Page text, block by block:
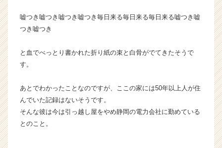
嘘つき嘘つき嘘つき嘘つき毎日来る毎日来る毎日来る嘘つき嘘
つき嘘つき
と血でべっとり書かれた折り紙の束と白骨がでてきたそうで
す。
あとでわかったことなのですが、ここの家には50年以上人が住
んでいた記録はないそうです。
そんな彼は今は引っ越し屋をやめ静岡の電力会社に勤めている
とのこと。